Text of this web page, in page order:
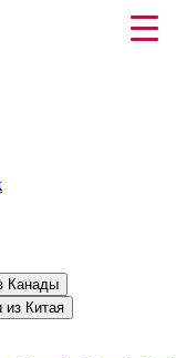
Канады
из Китая